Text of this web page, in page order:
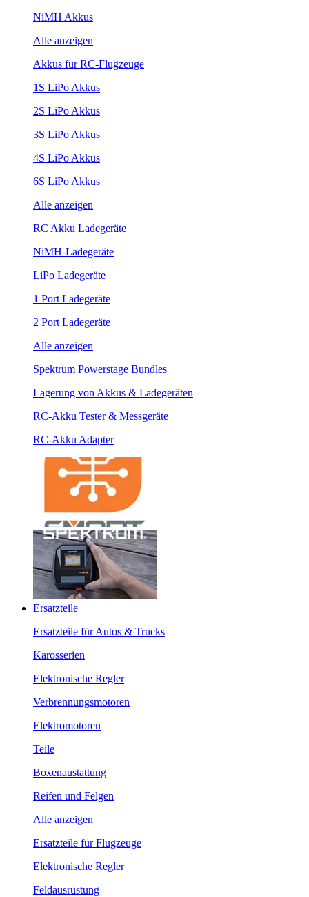
NiMH Akkus
Alle anzeigen
Akkus für RC-Flugzeuge
1S LiPo Akkus
2S LiPo Akkus
3S LiPo Akkus
4S LiPo Akkus
6S LiPo Akkus
Alle anzeigen
RC Akku Ladegeräte
NiMH-Ladegeräte
LiPo Ladegeräte
1 Port Ladegeräte
2 Port Ladegeräte
Alle anzeigen
Spektrum Powerstage Bundles
Lagerung von Akkus & Ladegeräten
RC-Akku Tester & Messgeräte
RC-Akku Adapter
Ersatzteile
Ersatzteile für Autos & Trucks
Karosserien
Elektronische Regler
Verbrennungsmotoren
Elektromotoren
Teile
Boxenaustattung
Reifen und Felgen
Alle anzeigen
Ersatzteile für Flugzeuge
Elektronische Regler
Feldausrüstung